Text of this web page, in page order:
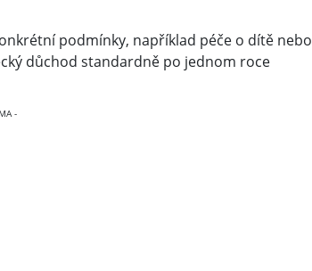
podmínky, například péče o dítě nebo
důchod standardně po jednom roce